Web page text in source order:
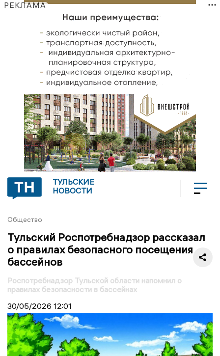
РЕКЛАМА
ТУЛЬСКИЕ
НОВОСТИ
Общество
Тульский Роспотребнадзор рассказал
о правилах безопасного посещения
бассейнов
Роспотребнадзор Тульской области напомнил о
правилах безопасности в бассейнах
30/05/2026 12:01